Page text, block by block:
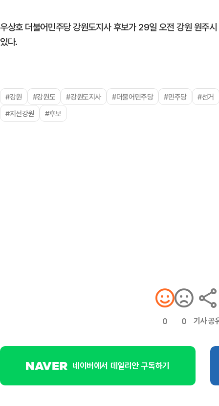
우상호 더불어민주당 강원도지사 후보가 29일 오전 강원 원주
있다.
#강원 #강원도 #강원도지사 #더불어민주당 #민주당
#선거
#지선강원
#후보
0 0 기사 공
네이버에서 데일리안 구독하기